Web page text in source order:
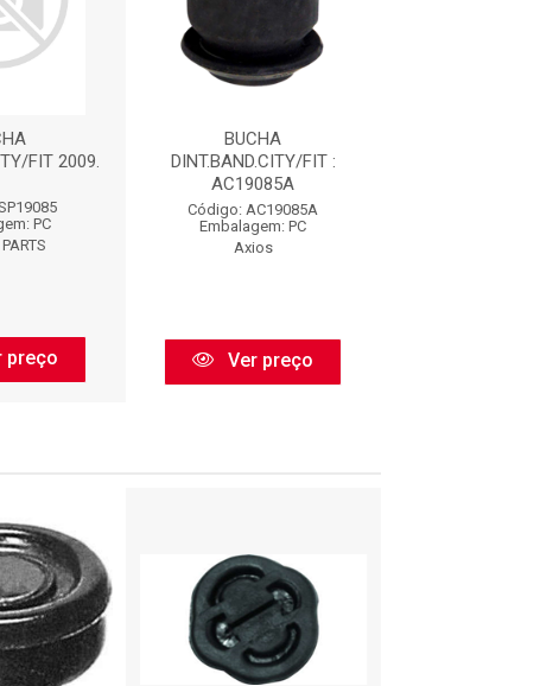
FIT 2009.
PC
preço
BUCHA
DINT.BAND.CITY/FIT :
AC19085A
Código: AC19085A
Embalagem: PC
Axios
Ver preço